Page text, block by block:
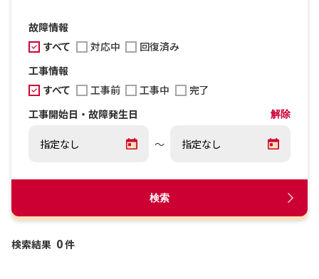
故障情報
すべて
対応中
回復済み
工事情報
すべて
工事前 工事中
完了
工事開始日・故障発生日
解除
～
検索
検索結果 0件